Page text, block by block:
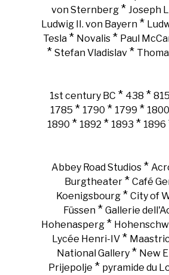
von Sternberg * Joseph
Ludwig II. von Bayern *
Tesla * Novalis * Paul
* Stefan Vladislav *
1st century BC * 438 * 815
1785 * 1790 * 1799 * 1800
1890 * 1892 * 1893 * 1896
Abbey Road Studios*
Burgtheater* Café
Koenigsbourg * City of
Füssen * Gallerie
Hohenasperg*
Lycée Henri-IV *
National Gallery* New
Prijepolje * pyramide du